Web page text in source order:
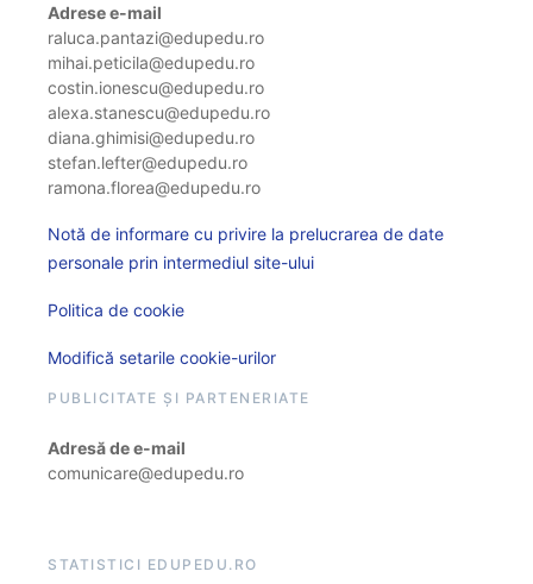
Adrese e-mail
raluca.pantazi@edupedu.ro
mihai.peticila@edupedu.ro
costin.ionescu@edupedu.ro
alexa.stanescu@edupedu.ro
diana.ghimisi@edupedu.ro
stefan.lefter@edupedu.ro
ramona.florea@edupedu.ro
Notă de informare cu privire la prelucrarea de date
personale prin intermediul site-ului
Politica de cookie
Modifică setarile cookie-urilor
PUBLICITATE ȘI PARTENERIATE
Adresă de e-mail
comunicare@edupedu.ro
STATISTICI EDUPEDU.RO